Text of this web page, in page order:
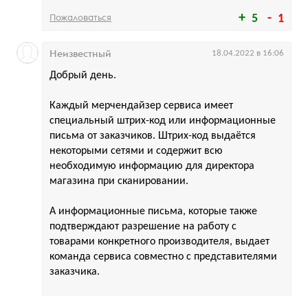
5 1
Пожаловаться
Добрый день.
Каждый мерчендайзер сервиса имеет
специальный штрих-код или информационные
письма от заказчиков. Штрих-код выдаётся
некоторыми сетями и содержит всю
необходимую информацию для директора
магазина при сканировании.
А информационные письма, которые также
подтверждают разрешение на работу с
товарами конкретного производителя, выдает
команда сервиса совместно с представителями
заказчика.
Неизвестный 18.04.2022 в 16:06